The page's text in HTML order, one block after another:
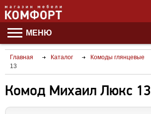
МЕНЮ
Главная Каталог Комоды глянцевые
13
Комод Михаил Люкс 13